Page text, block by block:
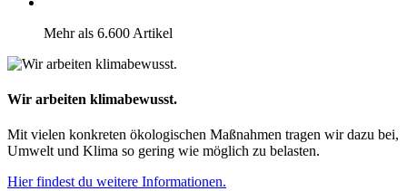
Mehr als 6.600 Artikel
Wir arbeiten klimabewusst.
Mit vielen konkreten ökologischen Maßnahmen tragen wir dazu bei,
Umwelt und Klima so gering wie möglich zu belasten.
Hier findest du weitere Informationen.